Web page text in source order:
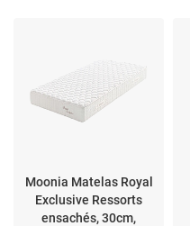
Moonia Matelas Royal
Exclusive Ressorts
ensachés, 30cm,